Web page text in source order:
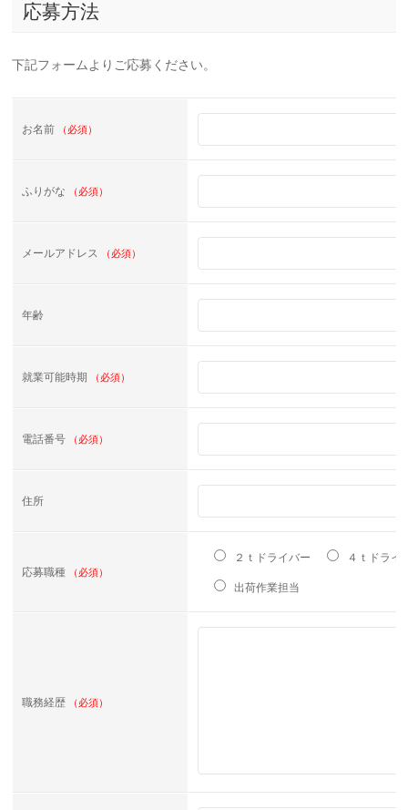
応募方法
下記フォームよりご応募ください。
お名前 （必須）
ふりがな （必須）
メールアドレス （必須）
年齢
就業可能時期 （必須）
電話番号 （必須）
住所
応募職種 （必須）
２ｔドライバー ４ｔドライ
出荷作業担当
職務経歴 （必須）